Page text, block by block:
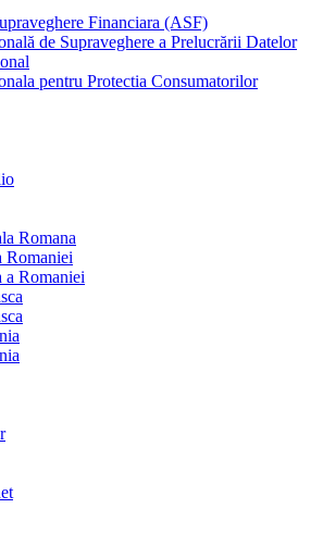
Financiara (ASF)
de Supraveghere a Prelucrării Datelor
pentru Protectia Consumatorilor
Romana
Romaniei
a Romaniei